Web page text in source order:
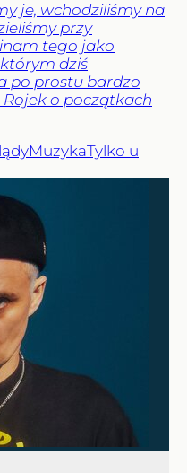
je, wchodziliśmy na
przy
tego jako
dziś
po prostu bardzo
o początkach
MuzykaTylko u